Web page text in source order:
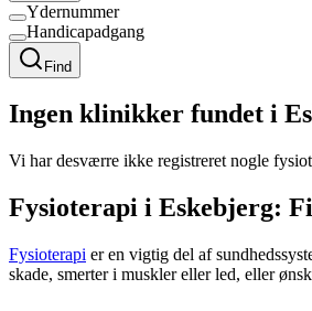
Ydernummer
Handicapadgang
Find
Ingen klinikker fundet i
Vi har desværre ikke registreret nogle
Fysioterapi i Eskebjerg:
Fysioterapi er en vigtig del af
skade, smerter i muskler eller led, eller